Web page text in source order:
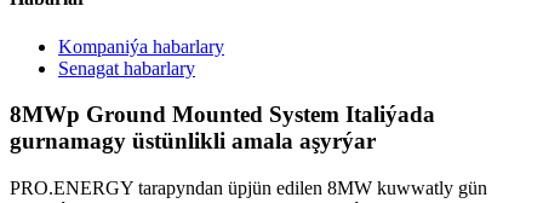
Kompaniýa habarlary
Senagat habarlary
8MWp Ground Mounted System Italiýada
gurnamagy üstünlikli amala aşyrýar
PRO.ENERGY tarapyndan üpjün edilen 8MW kuwwatly gün